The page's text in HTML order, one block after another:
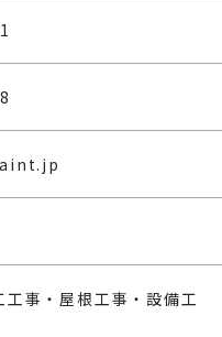
事・屋根工事・設備工